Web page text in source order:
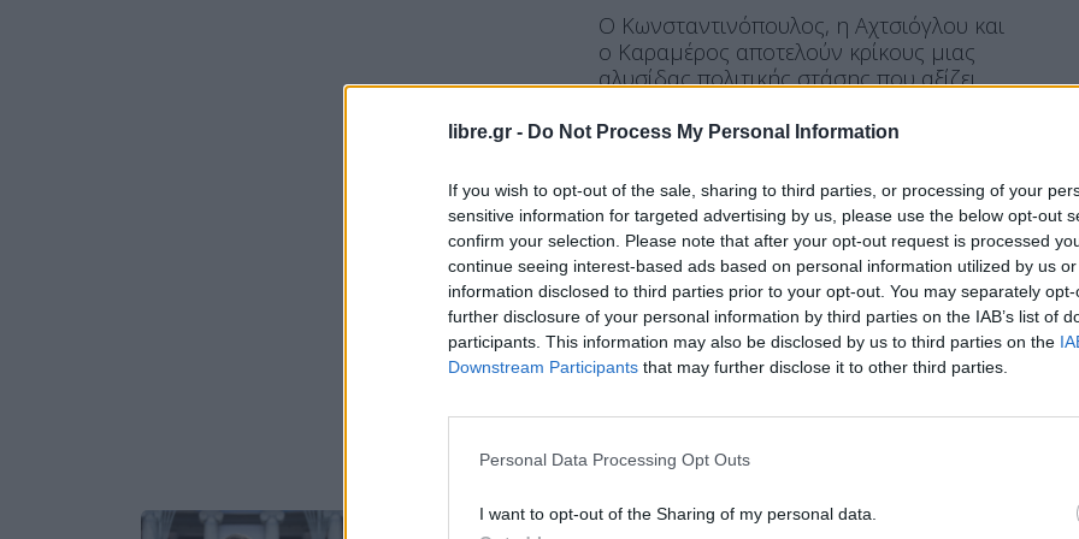
libre.gr - Do Not Process My Personal Information
If you wish to opt-out of the sale, sharing to third parties, or processing of your
sensitive information for targeted advertising by us, please use the below opt-out
confirm your selection. Please note that after your opt-out request is processed
continue seeing interest-based ads based on personal information utilized by us
information disclosed to third parties prior to your opt-out. You may separately
further disclosure of your personal information by third parties on the IAB’s list of
participants. This information may also be disclosed by us to third parties on the
Downstream Participants that may further disclose it to other third parties.
Personal Data Processing Opt Outs
I want to opt-out of the Sharing of my personal data.
Ο Κωνσταντινόπουλος, η Αχτσιόγλου και
ο Καραμέρος αποτελούν κρίκους μιας
αλυσίδας πολιτικής στάσης που αξίζει
σύμπαν δεν θα χρειαζόταν, θα έπρεπε να
γέννησε η γραμματική μας παράδοση: "τα
ευκόλως εννοούμενα, παραλείπονται".
Απέκτησες μία βουλευτική έδρα επειδή οι
ψηφοφόροι σε εμπιστεύτηκαν ως
εκπρόσωπο ενός πολιτικού υποκειμένου;
Όταν οι δρόμοι σου χωρίζουν με αυτό ,
για ιδεολογικούς ή πολιτικούς λόγους, η
ηθική υπαγορεύει να παραδώσεις την